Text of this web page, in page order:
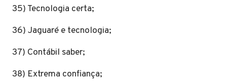
35) Tecnologia certa;
36) Jaguaré e tecnologia;
37) Contábil saber;
38) Extrema confiança;